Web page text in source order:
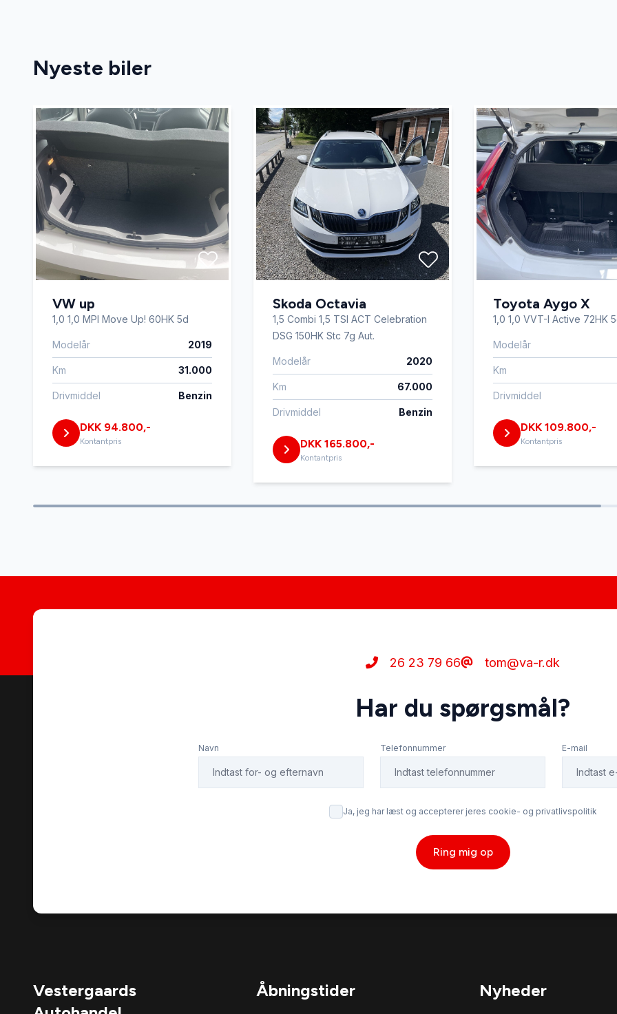
Infocenter
Lædersæder Navigation Nøglefri betjening
Parkeringssensor bagved Parkeringssensor foran Service OK
Servostyring Skiltegenkendelse Splitbagsæder
Startspærre Sædevarme Tonede ruder
Nyeste biler
VW up
1,0 1,0 MPI Move Up! 60HK 5d
Modelår 2019
Km 31.000
Drivmiddel Benzin
DKK 94.800,-
Kontantpris
Skoda Octavia
1,5 Combi 1,5 TSI ACT Celebration
DSG 150HK Stc 7g Aut.
Modelår 2020
Km 67.000
Drivmiddel Benzin
DKK 165.800,-
Kontantpris
Toyota Aygo X
1,0 1,0 VVT-I Active 72HK
Modelår
Km
Drivmiddel
DKK 109.800,-
Kontantpris
26 23 79 66 tom@va-r.dk
Har du spørgsmål?
Navn Telefonnummer E-mail
Ja, jeg har læst og accepterer jeres cookie- og privatlivspolitik
Ring mig op
Vestergaards
Åbningstider Nyheder